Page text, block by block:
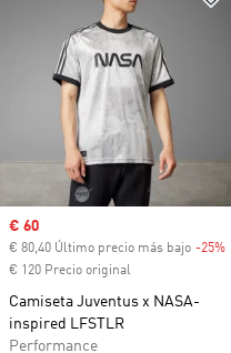
Precio de venta
€ 60
€ 80,40 Último precio más bajo -25%
€ 120 Precio original
Camiseta Juventus x NASA-
inspired LFSTLR
Performance